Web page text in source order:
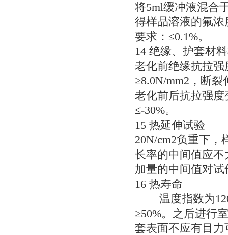
将5ml缓冲液混合
得样品溶液的氟
要求：≤0.1%。
14绝缘、护套材
老化前绝缘抗拉强
≥8.0N/mm2，断
老化前后抗拉强
≤-30%。
15热延伸试验
20N/cm2负重下，
长率的中间值应不
加量的中间值对
16热寿命
温度指数为
≥50%。之后进行
套表面不应有目